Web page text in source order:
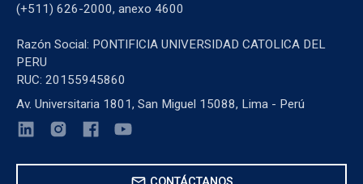
(+511) 626-2000, anexo 4600
Razón Social: PONTIFICIA UNIVERSIDAD CATOLICA DEL
PERU
RUC: 20155945860
Av. Universitaria 1801, San Miguel 15088, Lima - Perú